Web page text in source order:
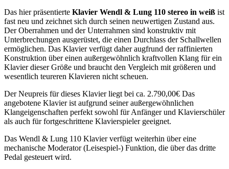
Das hier präsentierte Klavier Wendl & Lung 110 stereo in weiß ist
fast neu und zeichnet sich durch seinen neuwertigen Zustand aus.
Der Oberrahmen und der Unterrahmen sind konstruktiv mit
Unterbrechungen ausgerüstet, die einen Durchlass der Schallwellen
ermöglichen. Das Klavier verfügt daher augfrund der raffinierten
Konstruktion über einen außergewöhnlich kraftvollen Klang für ein
Klavier dieser Größe und braucht den Vergleich mit größeren und
wesentlich teureren Klavieren nicht scheuen.
Der Neupreis für dieses Klavier liegt bei ca. 2.790,00€ Das
angebotene Klavier ist aufgrund seiner außergewöhnlichen
Klangeigenschaften perfekt sowohl für Anfänger und Klavierschüler
als auch für fortgeschrittene Klavierspieler geeignet.
Das Wendl & Lung 110 Klavier verfügt weiterhin über eine
mechanische Moderator (Leisespiel-) Funktion, die über das dritte
Pedal gesteuert wird.